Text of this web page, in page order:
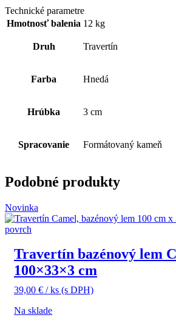
Technické parametre
Hmotnosť balenia 12 kg
Druh Travertín
Farba Hnedá
Hrúbka 3 cm
Spracovanie Formátovaný kameň
Podobné produkty
Novinka
Travertín bazénový lem
100×33×3 cm
39,00 € / ks (s DPH)
Na sklade